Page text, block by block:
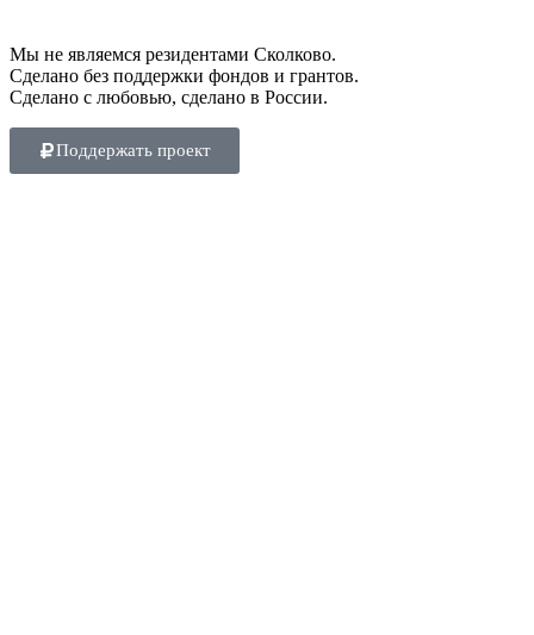
Мы не являемся резидентами Сколково.
Сделано без поддержки фондов и грантов.
Сделано с любовью, сделано в России.
Поддержать проект